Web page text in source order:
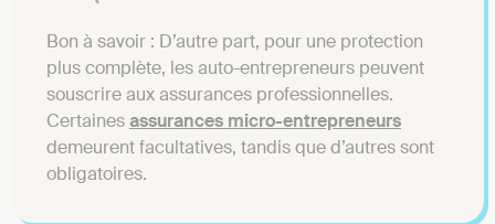
Bon à savoir : D’autre part, pour une protection
plus complète, les auto-entrepreneurs peuvent
souscrire aux assurances professionnelles.
Certainesassurances micro-entrepreneurs
demeurent facultatives, tandis que d’autres sont
obligatoires.